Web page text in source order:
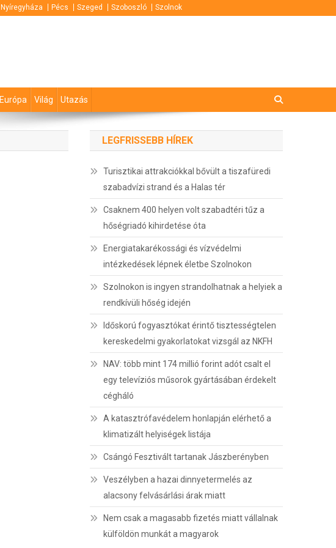
Nyíregyháza Pécs Szeged Szoboszló Szolnok
Európa Világ Utazás
LEGFRISSEBB HÍREK
Turisztikai attrakciókkal bővült a tiszafüredi
szabadvízi strand és a Halas tér
Csaknem 400 helyen volt szabadtéri tűz a
hőségriadó kihirdetése óta
Energiatakarékossági és vízvédelmi
intézkedések lépnek életbe Szolnokon
Szolnokon is ingyen strandolhatnak a helyiek a
rendkívüli hőség idején
Időskorú fogyasztókat érintő tisztességtelen
kereskedelmi gyakorlatokat vizsgál az NKFH
NAV: több mint 174 millió forint adót csalt el
egy televíziós műsorok gyártásában érdekelt
cégháló
A katasztrófavédelem honlapján elérhető a
klimatizált helyiségek listája
Csángó Fesztivált tartanak Jászberényben
Veszélyben a hazai dinnyetermelés az
alacsony felvásárlási árak miatt
Nem csak a magasabb fizetés miatt vállalnak
külföldön munkát a magyarok